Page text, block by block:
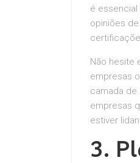
é
opiniões
Não hesite
empresas
camada de
empresas
estiver
3.